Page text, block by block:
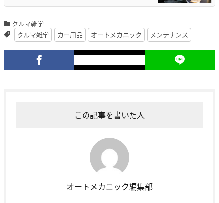
クルマ雑学
クルマ雑学
カー用品 オートメカニック メンテナンス
この記事を書いた人
オートメカニック編集部